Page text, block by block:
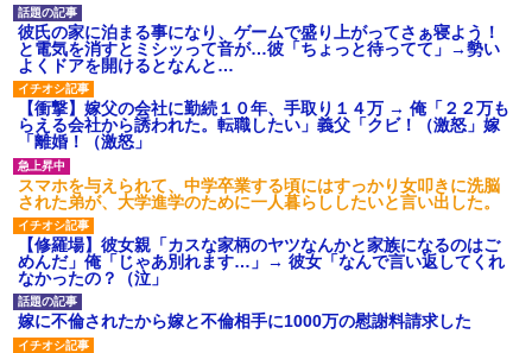
彼氏の家に泊まる事になり、ゲームで盛り上がってさぁ寝よう！
と電気を消すとミシッって音が…彼「ちょっと待ってて」→勢い
よくドアを開けるとなんと…
【衝撃】嫁父の会社に勤続１０年、手取り１４万 → 俺「２２万も
らえる会社から誘われた。転職したい」義父「クビ！（激怒」嫁
「離婚！（激怒」
スマホを与えられて、中学卒業する頃にはすっかり女叩きに洗脳
された弟が、大学進学のために一人暮らししたいと言い出した。
【修羅場】彼女親「カスな家柄のヤツなんかと家族になるのはご
めんだ」俺「じゃあ別れます…」→ 彼女「なんで言い返してくれ
なかったの？（泣」
嫁に不倫されたから嫁と不倫相手に1000万の慰謝料請求した